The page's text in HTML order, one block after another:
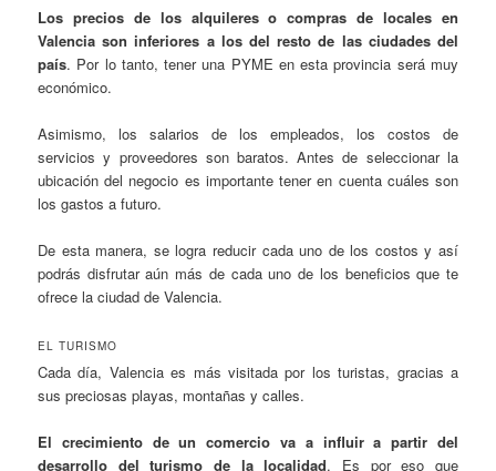
Los precios de los alquileres o compras de locales en
Valencia son inferiores a los del resto de las ciudades del
país. Por lo tanto, tener una PYME en esta provincia será muy
económico.
Asimismo, los salarios de los empleados, los costos de
servicios y proveedores son baratos. Antes de seleccionar la
ubicación del negocio es importante tener en cuenta cuáles son
los gastos a futuro.
De esta manera, se logra reducir cada uno de los costos y así
podrás disfrutar aún más de cada uno de los beneficios que te
ofrece la ciudad de Valencia.
EL TURISMO
Cada día, Valencia es más visitada por los turistas, gracias a
sus preciosas playas, montañas y calles.
El crecimiento de un comercio va a influir a partir del
desarrollo del turismo de la localidad. Es por eso que